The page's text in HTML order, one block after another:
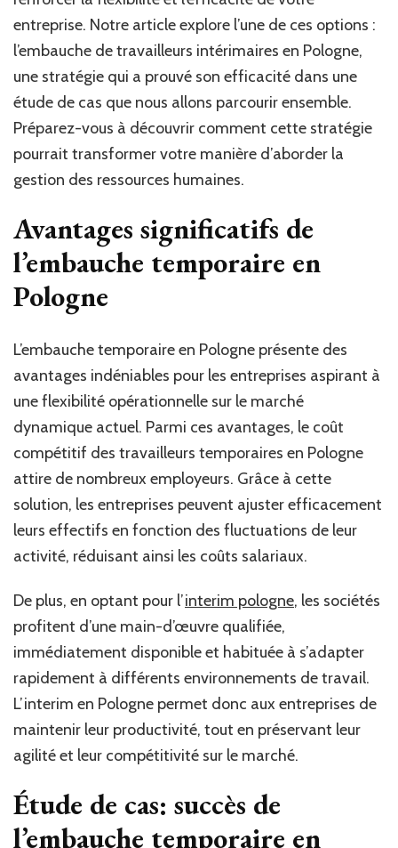
entreprise. Notre article explore l’une de ces options :
l’embauche de travailleurs intérimaires en Pologne,
une stratégie qui a prouvé son efficacité dans une
étude de cas que nous allons parcourir ensemble.
Préparez-vous à découvrir comment cette stratégie
pourrait transformer votre manière d’aborder la
gestion des ressources humaines.
Avantages significatifs de
l’embauche temporaire en
Pologne
L’embauche temporaire en Pologne présente des
avantages indéniables pour les entreprises aspirant à
une flexibilité opérationnelle sur le marché
dynamique actuel. Parmi ces avantages, le coût
compétitif des travailleurs temporaires en Pologne
attire de nombreux employeurs. Grâce à cette
solution, les entreprises peuvent ajuster efficacement
leurs effectifs en fonction des fluctuations de leur
activité, réduisant ainsi les coûts salariaux.
De plus, en optant pour l’interim pologne, les sociétés
profitent d’une main-d’œuvre qualifiée,
immédiatement disponible et habituée à s’adapter
rapidement à différents environnements de travail.
L’interim en Pologne permet donc aux entreprises de
maintenir leur productivité, tout en préservant leur
agilité et leur compétitivité sur le marché.
Étude de cas: succès de
l’embauche temporaire en